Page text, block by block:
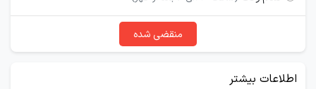
منقضی شده
اطلاعات بیشتر